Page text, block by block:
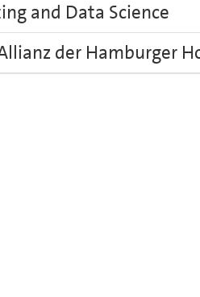
and Data Science
der Hamburger